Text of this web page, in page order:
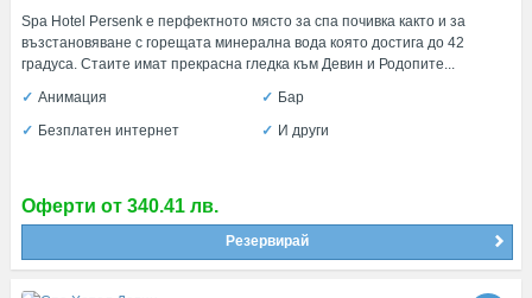
Spa Hotel Persenk e перфектното място за спа почивка както и за
възстановяване с горещата минерална вода която достига до 42
градуса. Стаите имат прекрасна гледка към Девин и Родопите...
Анимация
Бар
Безплатен интернет
И други
Оферти от 340.41 лв.
Резервирай